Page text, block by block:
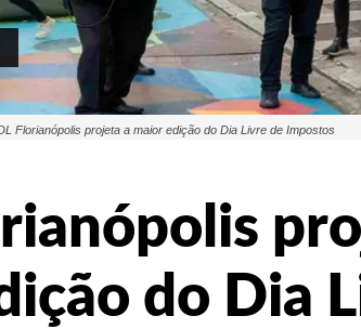
Florianópolis projeta a maior edição do Dia Livre de Impostos
do Dia